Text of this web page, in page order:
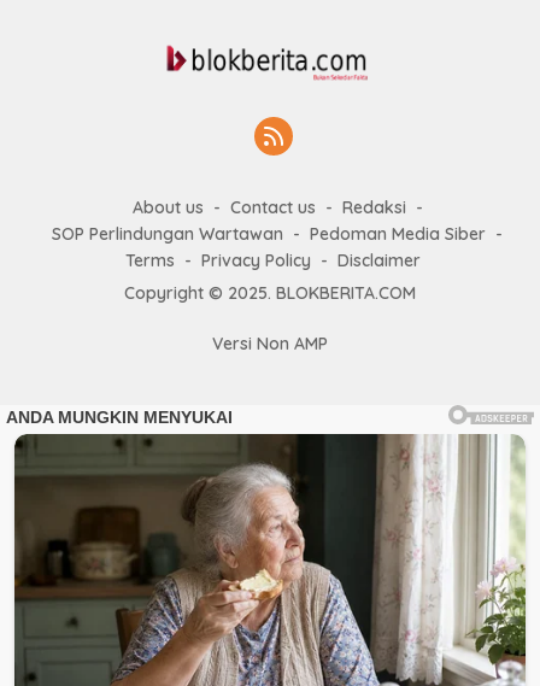
About us Contact us
Redaksi
SOP Perlindungan Wartawan
Pedoman Media Siber
Terms
Privacy Policy
Disclaimer
Copyright © 2025. BLOKBERITA.COM
Versi Non AMP